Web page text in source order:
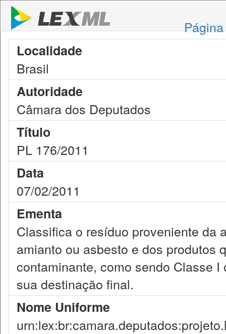
Localidade
Brasil
Autoridade
Câmara dos Deputados
Título
PL 176/2011
Data
07/02/2011
Ementa
Classifica o resíduo proveniente da
amianto ou asbesto e dos produtos
contaminante, como sendo Classe
sua destinação final.
Nome Uniforme